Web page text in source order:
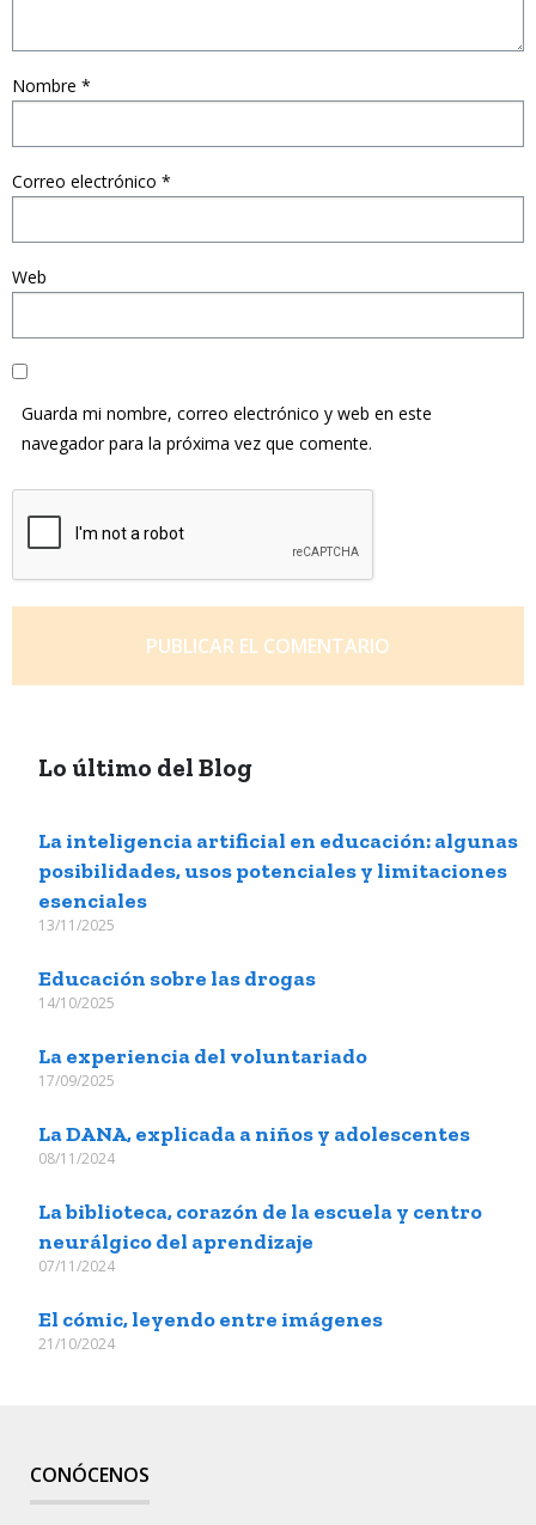
Nombre *
Correo electrónico *
Web
Guarda mi nombre, correo electrónico y web en este
navegador para la próxima vez que comente.
Lo último del Blog
La inteligencia artificial en educación: algunas
posibilidades, usos potenciales y limitaciones
esenciales
13/11/2025
Educación sobre las drogas
14/10/2025
La experiencia del voluntariado
17/09/2025
La DANA, explicada a niños y adolescentes
08/11/2024
La biblioteca, corazón de la escuela y centro
neurálgico del aprendizaje
07/11/2024
El cómic, leyendo entre imágenes
21/10/2024
CONÓCENOS